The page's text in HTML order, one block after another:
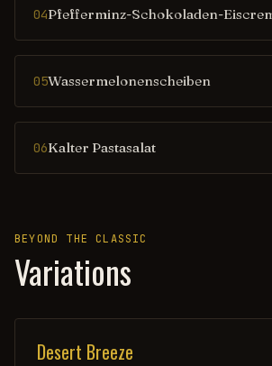
04Pfefferminz-Schokoladen-
05Wassermelonenscheiben
06Kalter Pastasalat
BEYOND THE CLASSIC
Variations
Desert Breeze